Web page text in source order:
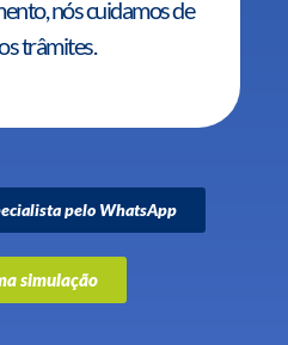
nós cuidamos de
trâmites.
pelo WhatsApp
simulação